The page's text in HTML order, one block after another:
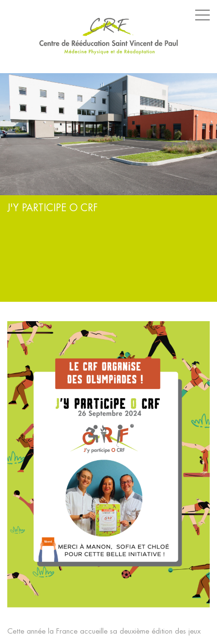
LE CENTRE
LES SERVICES
LES ÉQUIPEMENTS
PARCOURS SPÉCIFIQUES
NOS ENGAGEMENTS
J'Y PARTICIPE O CRF
Cette année la France accueille sa deuxième édition des jeux